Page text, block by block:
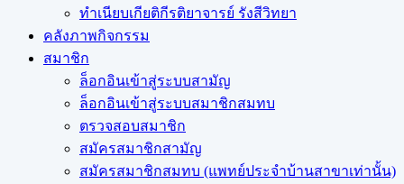
ทำเนียบเกียติกีรติยาจารย์ รังสีวิทยา
คลังภาพกิจกรรม
สมาชิก
ล็อกอินเข้าสู่ระบบสามัญ
ล็อกอินเข้าสู่ระบบสมาชิกสมทบ
ตรวจสอบสมาชิก
สมัครสมาชิกสามัญ
สมัครสมาชิกสมทบ (แพทย์ประจำบ้านสาขาเท่านั้น)